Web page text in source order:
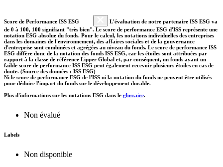
Score de Performance ISS ESG
L'évaluation de notre partenaire ISS ESG va
de 0 à 100, 100 signifiant "très bien". Le score de performance ESG d'ISS représente une
notation ESG absolue du fonds. Pour le calcul, les notations individuelles des entreprises
dans les domaines de l'environnement, des affaires sociales et de la gouvernance
d'entreprise sont combinées et agrégées au niveau du fonds. Le score de performance ISS
ESG diffère donc de la notation des fonds ISS ESG, car les étoiles sont attribuées par
rapport à la classe de référence Lipper Global et, par conséquent, un fonds ayant un
faible score de performance ISS ESG peut également recevoir plusieurs étoiles en cas de
doute. (Source des données : ISS ESG)
Ni le score de performance ESG de l'ISS ni la notation du fonds ne peuvent être utilisés
pour déduire l'impact du fonds sur le développement durable.
Plus d'informations sur les notations ESG dans le glossaire.
Non évalué
Labels
Non disponible